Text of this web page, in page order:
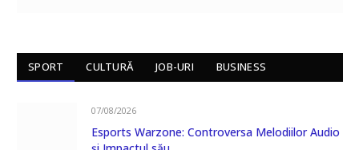
SPORT CULTURĂ JOB-URI BUSINESS
07/08/2026
Esports Warzone: Controversa Melodiilor Audio